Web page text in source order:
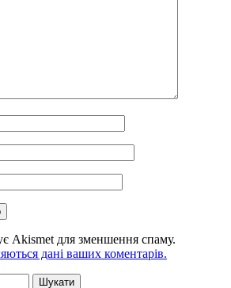
Akismet для зменшення спаму.
дані ваших коментарів.